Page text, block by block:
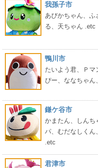
我孫子市
あびかちゃん、ふ
る、天ちゃん .etc
鴨川市
たいよう君、Ｐマ
ぴー、ななちゃん
鎌ケ谷市
かまたん、しんち
パ、むだなしくん
.etc
君津市